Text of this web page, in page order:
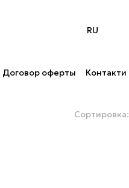
RU
Договор оферты Контакти
Сортировка: